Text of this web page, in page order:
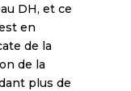
DH, et ce
en
de la
de la
plus de